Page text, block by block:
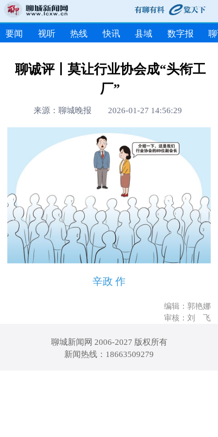
要闻 视听 热线 快讯 县域 数字报
聊诚评丨莫让行业协会成“头衔工
厂”
来源：聊城晚报 2026-01-27 14:56:29
辛政 作
编辑：郭艳娜
审核：刘 飞
聊城新闻网 2006-2027 版权所有
新闻热线：18663509279